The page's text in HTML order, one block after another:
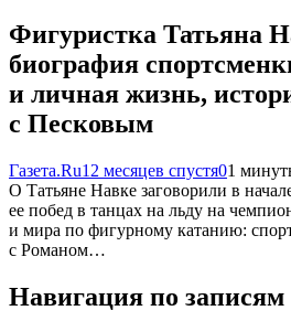
Фигуристка Татьяна
биография
и личная жизнь,
с Песковым
Газета.Ru12 месяцев спустя01
О Татьяне Навке заговорили в
ее побед в танцах на льду на
и мира по фигурному катанию:
с Романом…
Навигация по записям